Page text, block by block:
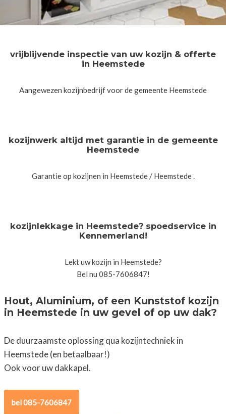
vrijblijvende inspectie van uw kozijn & offerte
in Heemstede
Aangewezen kozijnbedrijf voor de gemeente Heemstede
kozijnwerk altijd met garantie in de gemeente
Heemstede
Garantie op kozijnen in Heemstede / Heemstede .
kozijnlekkage in Heemstede? spoedservice in
Kennemerland!
Lekt uw kozijn in Heemstede?
Bel nu 085-7606847!
Hout, Aluminium, of een Kunststof kozijn
in Heemstede in uw gevel of op uw dak?
De duurzaamste oplossing qua kozijntechniek in
Heemstede (en betaalbaar!)
Ook voor uw dakkapel.
bel 085-7606847